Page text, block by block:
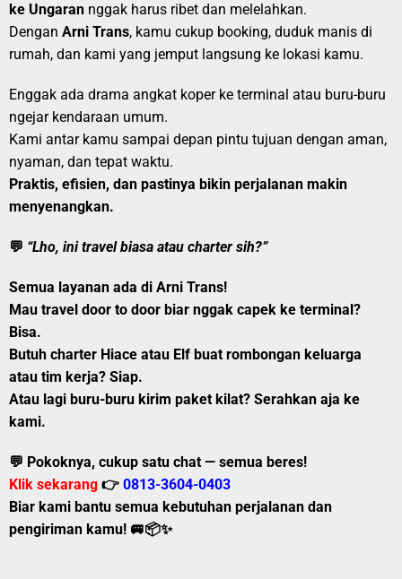
ke Ungaran nggak harus ribet dan melelahkan.
Dengan Arni Trans, kamu cukup booking, duduk manis di
rumah, dan kami yang jemput langsung ke lokasi kamu.
Enggak ada drama angkat koper ke terminal atau buru-buru
ngejar kendaraan umum.
Kami antar kamu sampai depan pintu tujuan dengan aman,
nyaman, dan tepat waktu.
Praktis, efisien, dan pastinya bikin perjalanan makin
menyenangkan.
💬 “Lho, ini travel biasa atau charter sih?”
Semua layanan ada di Arni Trans!
Mau travel door to door biar nggak capek ke terminal?
Bisa.
Butuh charter Hiace atau Elf buat rombongan keluarga
atau tim kerja? Siap.
Atau lagi buru-buru kirim paket kilat? Serahkan aja ke
kami.
💬 Pokoknya, cukup satu chat — semua beres!
Klik sekarang 👉 0813-3604-0403
Biar kami bantu semua kebutuhan perjalanan dan
pengiriman kamu! 🚐📦✨